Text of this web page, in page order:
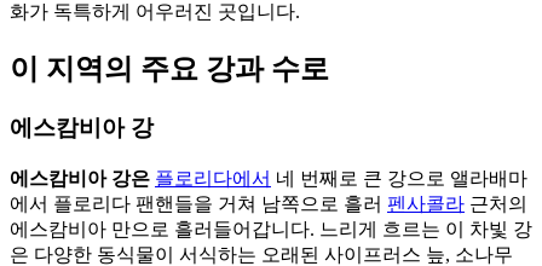
화가 독특하게 어우러진 곳입니다.
이 지역의 주요 강과 수로
에스캄비아 강
에스캄비아 강은 플로리다에서 네 번째로 큰 강으로 앨라배마
에서 플로리다 팬핸들을 거쳐 남쪽으로 흘러 펜사콜라 근처의
에스캄비아 만으로 흘러들어갑니다. 느리게 흐르는 이 차빛 강
은 다양한 동식물이 서식하는 오래된 사이프러스 늪, 소나무